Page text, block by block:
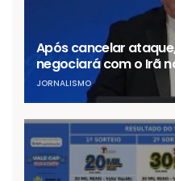
Após cancelar
negociará com o Irã
JORNALISMO